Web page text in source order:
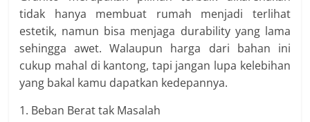
tidak hanya membuat rumah menjadi terlihat
estetik, namun bisa menjaga durability yang lama
sehingga awet. Walaupun harga dari bahan ini
cukup mahal di kantong, tapi jangan lupa kelebihan
yang bakal kamu dapatkan kedepannya.
1. Beban Berat tak Masalah